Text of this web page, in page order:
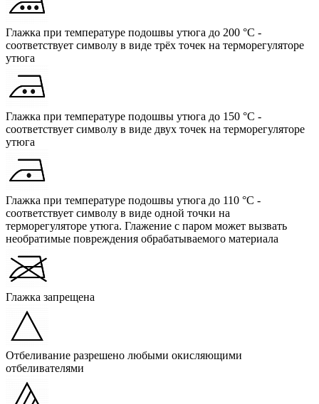
Глажка при температуре подошвы утюга до 200 °C -
соответствует символу в виде трёх точек на терморегуляторе
утюга
Глажка при температуре подошвы утюга до 150 °C -
соответствует символу в виде двух точек на терморегуляторе
утюга
Глажка при температуре подошвы утюга до 110 °C -
соответствует символу в виде одной точки на
терморегуляторе утюга. Глажение с паром может вызвать
необратимые повреждения обрабатываемого материала
Глажка запрещена
Отбеливание разрешено любыми окисляющими
отбеливателями